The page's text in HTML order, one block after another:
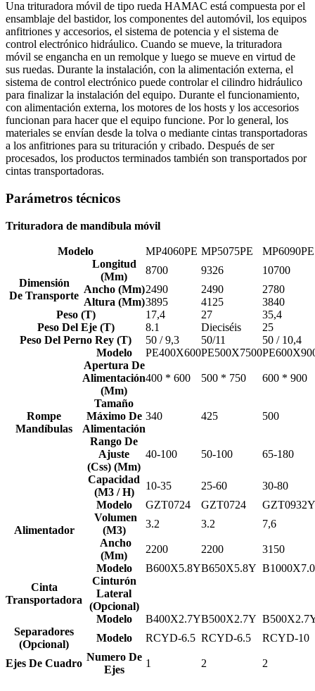
Una trituradora móvil de tipo rueda HAMAC está compuesta por el
ensamblaje del bastidor, los componentes del automóvil, los equipos
anfitriones y accesorios, el sistema de potencia y el sistema de
control electrónico hidráulico. Cuando se mueve, la trituradora
móvil se engancha en un remolque y luego se mueve en virtud de
sus ruedas. Durante la instalación, con la alimentación externa, el
sistema de control electrónico puede controlar el cilindro hidráulico
para finalizar la instalación del equipo. Durante el funcionamiento,
con alimentación externa, los motores de los hosts y los accesorios
funcionan para hacer que el equipo funcione. Por lo general, los
materiales se envían desde la tolva o mediante cintas transportadoras
a los anfitriones para su trituración y cribado. Después de ser
procesados, los productos terminados también son transportados por
cintas transportadoras.
Parámetros técnicos
Trituradora de mandíbula móvil
Modelo MP4060PE MP5075PE MP6090PE
Dimensión
De Transporte
Longitud
(Mm)
8700 9326
10700
Ancho (Mm)2490 2490
2780
Altura (Mm)3895 4125
3840
Peso (T)
17,4 27
35,4
Peso Del Eje (T)
8.1 Dieciséis
25
Peso Del Perno Rey (T)
50 / 9,3 50/11 50 / 10,4
Rompe
Mandíbulas
Modelo PE400X600PE500X7500
Apertura De
Alimentación
(Mm)
400 * 600 500 * 750 600 * 900
Tamaño
Máximo De
Alimentación
340 425 500
Rango De
Ajuste
(Css) (Mm)
40-100 50-100 65-180
Capacidad
(M3 / H)
10-35 25-60 30-80
Alimentador
Modelo GZT0724 GZT0724
GZT0932Y
Volumen
(M3)
3.2 3.2
7,6
Ancho
(Mm)
2200 2200 3150
Cinta
Transportadora
Modelo B600X5.8YB650X5.8Y
Cinturón
Lateral
(Opcional)
Modelo
B400X2.7YB500X2.7Y
Separadores
(Opcional)
Modelo RCYD-6.5 RCYD-6.5 RCYD-10
Ejes De Cuadro
Numero De
Ejes
1 2 2